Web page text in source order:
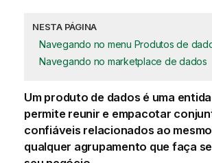
NESTA PÁGINA
Navegando no menu Produtos de
Navegando no marketplace de dados
Um produto de dados é uma
permite reunir e empacotar
confiáveis relacionados ao
qualquer agrupamento que faça